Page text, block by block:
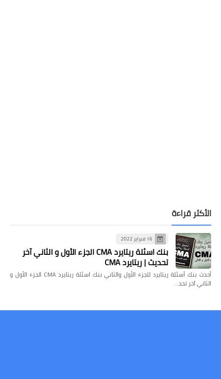
الأكثر قراءة
16 فبراير 2022
بنك اسئلة ريتايرد CMA الجزء الأول و الثاني آخر
تحديث | ريتايرد CMA
أحدث بنك أسئلة ريتايرد للجزء الأول والثاني بنك اسئلة ريتايرد CMA الجزء الأول و
الثاني آخر تحد…